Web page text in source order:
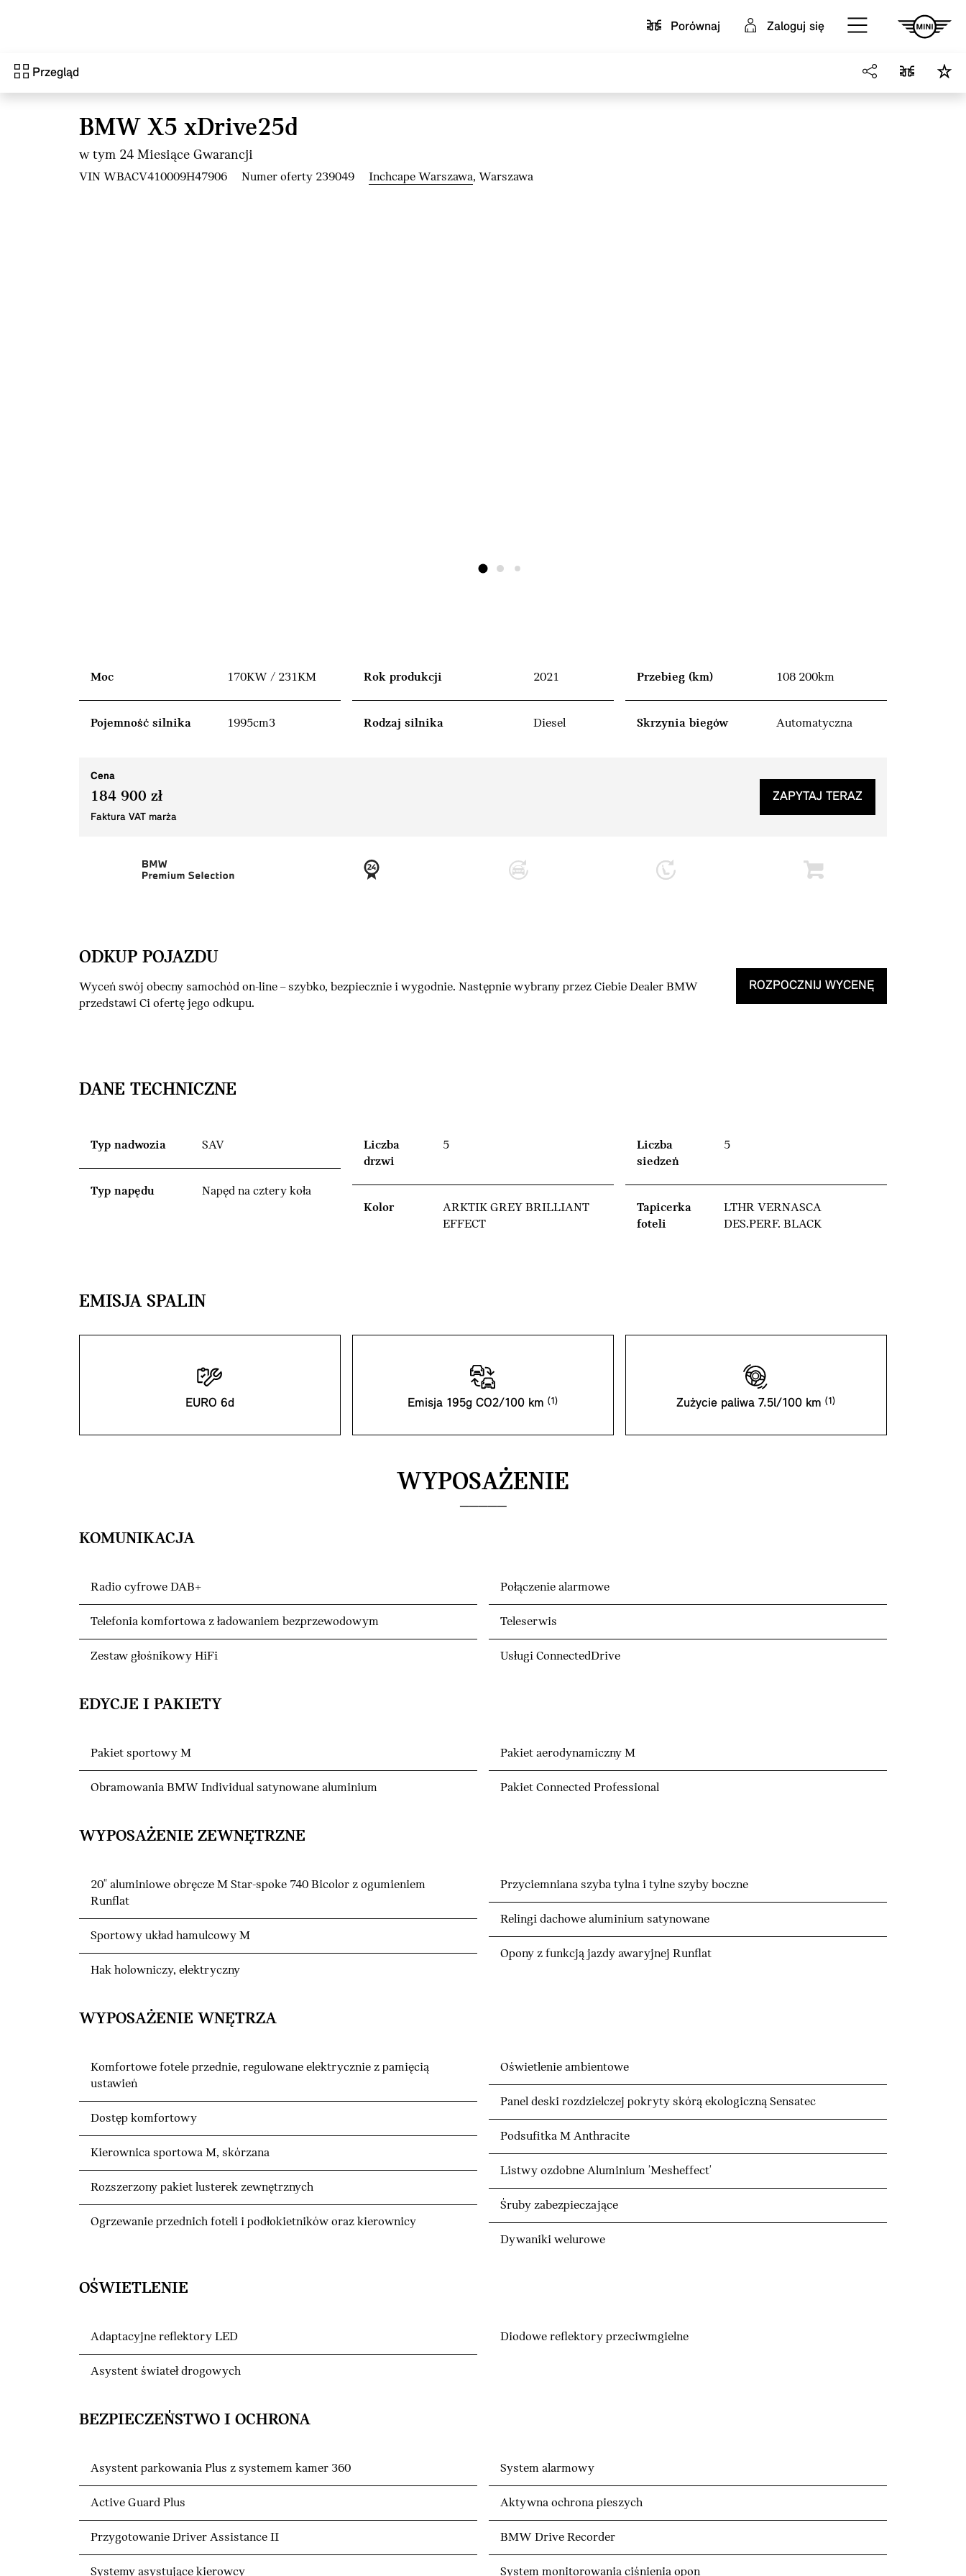
Porównaj
Zaloguj się
Przegląd
BMW X5 xDrive25d
w tym 24 Miesiące Gwarancji
VIN WBACV410009H47906 Numer oferty 239049 Inchcape Warszawa, Warszawa
Moc 170KW / 231KM
Pojemność silnika 1995cm3
Rok produkcji 2021
Rodzaj silnika Diesel
Przebieg (km) 108 200km
Skrzynia biegów Automatyczna
Cena
184 900 zł
Faktura VAT marża
ZAPYTAJ TERAZ
ODKUP POJAZDU
Wyceń swój obecny samochód on-line – szybko, bezpiecznie i wygodnie. Następnie wybrany przez Ciebie Dealer BMW
przedstawi Ci ofertę jego odkupu.
ROZPOCZNIJ WYCENĘ
DANE TECHNICZNE
Typ nadwozia SAV
Typ napędu Napęd na cztery koła
Liczba
drzwi
5
Kolor
ARKTIK GREY BRILLIANT
EFFECT
Liczba
siedzeń
5
Tapicerka
foteli
LTHR VERNASCA
DES.PERF. BLACK
EMISJA SPALIN
EURO 6d Emisja 195g CO2/100 km Zużycie paliwa 7.5l/100 km
WYPOSAŻENIE
KOMUNIKACJA
Radio cyfrowe DAB+
Telefonia komfortowa z ładowaniem bezprzewodowym
Zestaw głośnikowy HiFi
Połączenie alarmowe
Teleserwis
Usługi ConnectedDrive
EDYCJE I PAKIETY
Pakiet sportowy M
Obramowania BMW Individual satynowane aluminium
Pakiet aerodynamiczny M
Pakiet Connected Professional
WYPOSAŻENIE ZEWNĘTRZNE
20" aluminiowe obręcze M Star-spoke 740 Bicolor z ogumieniem
Runflat
Sportowy układ hamulcowy M
Hak holowniczy, elektryczny
Przyciemniana szyba tylna i tylne szyby boczne
Relingi dachowe aluminium satynowane
Opony z funkcją jazdy awaryjnej Runflat
WYPOSAŻENIE WNĘTRZA
Komfortowe fotele przednie, regulowane elektrycznie z pamięcią
ustawień
Dostęp komfortowy
Kierownica sportowa M, skórzana
Rozszerzony pakiet lusterek zewnętrznych
Ogrzewanie przednich foteli i podłokietników oraz kierownicy
Oświetlenie ambientowe
Panel deski rozdzielczej pokryty skórą ekologiczną Sensatec
Podsufitka M Anthracite
Listwy ozdobne Aluminium 'Mesheffect'
Śruby zabezpieczające
Dywaniki welurowe
OŚWIETLENIE
Adaptacyjne reflektory LED
Asystent świateł drogowych
Diodowe reflektory przeciwmgielne
BEZPIECZEŃSTWO I OCHRONA
Asystent parkowania Plus z systemem kamer 360
Active Guard Plus
Przygotowanie Driver Assistance II
Systemy asystujące kierowcy
System alarmowy
Aktywna ochrona pieszych
BMW Drive Recorder
System monitorowania ciśnienia opon